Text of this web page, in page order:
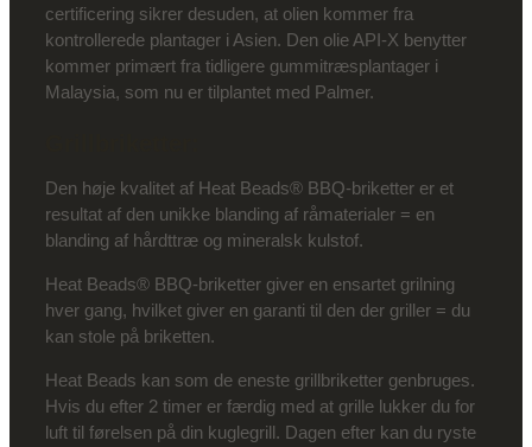
certificering sikrer desuden, at olien kommer fra
kontrollerede plantager i Asien. Den olie API-X benytter
kommer primært fra tidligere gummitræsplantager i
Malaysia, som nu er tilplantet med Palmer.
Den høje kvalitet af Heat Beads® BBQ-briketter er et
resultat af den unikke blanding af råmaterialer = en
blanding af hårdttræ og mineralsk kulstof.
Heat Beads® BBQ-briketter giver en ensartet grilning
hver gang, hvilket giver en garanti til den der griller = du
kan stole på briketten.
Heat Beads kan som de eneste grillbriketter genbruges.
Hvis du efter 2 timer er færdig med at grille lukker du for
luft til førelsen på din kuglegrill. Dagen efter kan du ryste